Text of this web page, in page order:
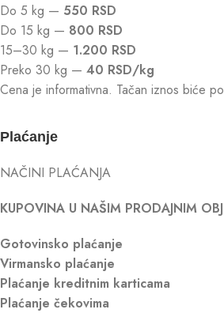
Do 5 kg — 550 RSD
Do 15 kg — 800 RSD
15–30 kg — 1.200 RSD
Preko 30 kg — 40 RSD/kg
Cena je informativna. Tačan iznos biće
Plaćanje
NAČINI PLAĆANJA
KUPOVINA U NAŠIM PRODAJNIM
Gotovinsko plaćanje
Virmansko plaćanje
Plaćanje kreditnim karticama
Plaćanje čekovima